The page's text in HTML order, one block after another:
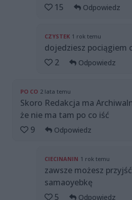
15
Odpowiedz
CZYSTEK 1 rok temu
dojedziesz pociągiem
2
Odpowiedz
PO CO 2 lata temu
Skoro Redakcja ma
że nie ma tam po co iść
9
Odpowiedz
CIECINANIN 1 rok temu
zawsze możesz
samaoyebkę
5
Odpowiedz